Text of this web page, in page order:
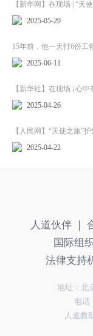
【新华网】在现场 | “天
2025-05-29
15年前，他一天打6份
2025-06-11
【新华社】在现场 | 心
2025-04-26
【人民网】“天使之旅”
2025-04-22
人道伙伴 ｜
国际组织
法律支持
地址：北
电话
人道救